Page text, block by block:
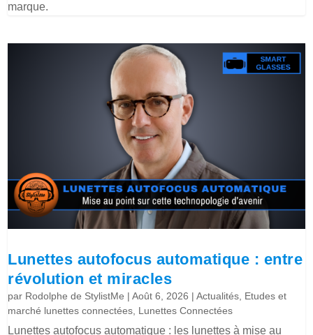
marque.
Lunettes autofocus automatique : entre
révolution et miracles
par Rodolphe de StylistMe |Août 6, 2026 |Actualités Etudes et
marché lunettes connectées Lunettes Connectées
Lunettes autofocus automatique : les lunettes à mise au